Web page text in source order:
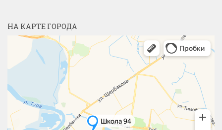
НА КАРТЕ ГОРОДА